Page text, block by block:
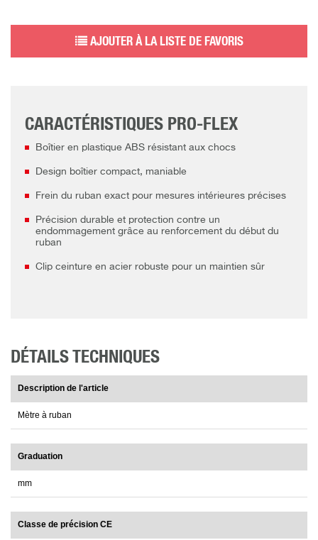
AJOUTER À LA LISTE DE FAVORIS
CARACTÉRISTIQUES PRO-FLEX
Boîtier en plastique ABS résistant aux chocs
Design boîtier compact, maniable
Frein du ruban exact pour mesures intérieures précises
Précision durable et protection contre un
endommagement grâce au renforcement du début du
ruban
Clip ceinture en acier robuste pour un maintien sûr
DÉTAILS TECHNIQUES
Description de l'article
Mètre à ruban
Graduation
mm
Classe de précision CE